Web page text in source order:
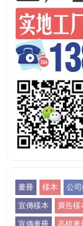
畫冊 樣本 公司
宣傳樣本 廣告樣
宣傳畫冊 高檔畫